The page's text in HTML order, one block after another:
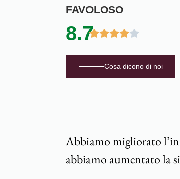
FAVOLOSO
8.7
Cosa dicono di noi
Abbiamo migliorato
abbiamo aumentato la